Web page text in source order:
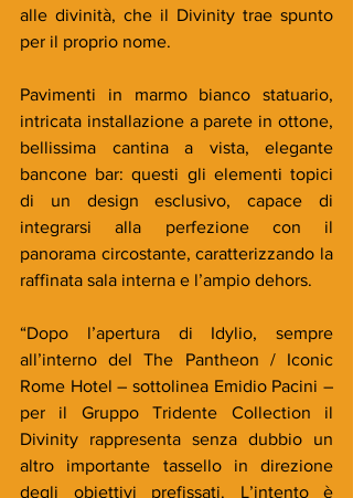
alle divinità, che il Divinity trae spunto
per il proprio nome.
Pavimenti in marmo bianco statuario,
intricata installazione a parete in ottone,
bellissima cantina a vista, elegante
bancone bar: questi gli elementi topici
di un design esclusivo, capace di
integrarsi alla perfezione con il
panorama circostante, caratterizzando la
raffinata sala interna e l’ampio dehors.
“Dopo l’apertura di Idylio, sempre
all’interno del The Pantheon / Iconic
Rome Hotel – sottolinea Emidio Pacini –
per il Gruppo Tridente Collection il
Divinity rappresenta senza dubbio un
altro importante tassello in direzione
degli obiettivi prefissati. L’intento è